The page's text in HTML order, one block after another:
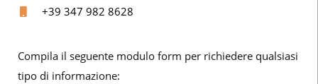
+39 347 982 8628
Compila il seguente modulo form per richiedere qualsiasi
tipo di informazione: